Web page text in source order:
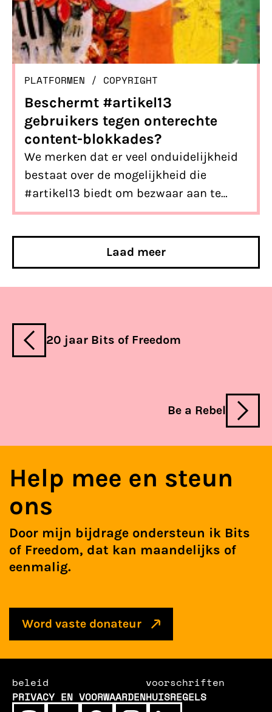
PLATFORMEN / COPYRIGHT
Beschermt #artikel13
gebruikers tegen onterechte
content-blokkades?
We merken dat er veel onduidelijkheid
bestaat over de mogelijkheid die
#artikel13 biedt om bezwaar aan te
tekenen tegen een onterechte blokkade
uit wat er in de wet staat en hoe dit in
de praktijk werkt.
Laad meer
20 jaar Bits of Freedom
Be a Rebel
Help mee en steun
ons
Door mijn bijdrage ondersteun ik Bits
of Freedom, dat kan maandelijks of
eenmalig.
Word vaste donateur
beleid
PRIVACY EN VOORWAARDEN
voorschriften
HUISREGELS